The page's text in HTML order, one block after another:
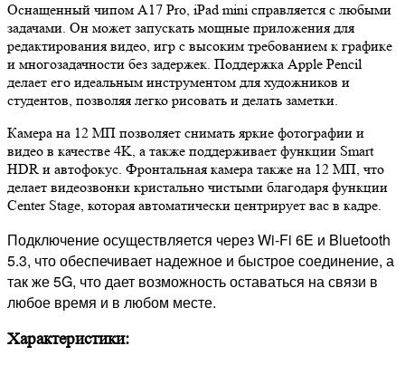
Оснащенный чипом A17 Pro, iPad mini справляется с любыми
задачами. Он может запускать мощные приложения для
редактирования видео, игр с высоким требованием к графике
и многозадачности без задержек. Поддержка Apple Pencil
делает его идеальным инструментом для художников и
студентов, позволяя легко рисовать и делать заметки.
Камера на 12 МП позволяет снимать яркие фотографии и
видео в качестве 4K, а также поддерживает функции Smart
HDR и автофокус. Фронтальная камера также на 12 МП, что
делает видеозвонки кристально чистыми благодаря функции
Center Stage, которая автоматически центрирует вас в кадре.
Подключение осуществляется через Wi-Fi 6E и Bluetooth
5.3, что обеспечивает надежное и быстрое соединение, а
так же 5G, что дает возможность оставаться на связи в
любое время и в любом месте.
Характеристики: